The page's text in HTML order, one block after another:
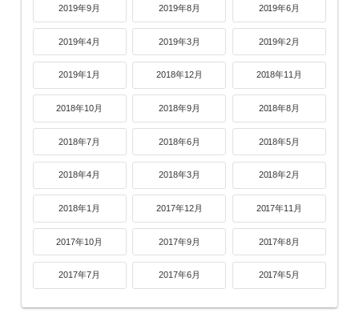
2019年9月 2019年8月 2019年6月
2019年4月 2019年3月 2019年2月
2019年1月 2018年12月 2018年11月
2018年10月 2018年9月 2018年8月
2018年7月 2018年6月 2018年5月
2018年4月 2018年3月 2018年2月
2018年1月 2017年12月 2017年11月
2017年10月 2017年9月 2017年8月
2017年7月 2017年6月 2017年5月